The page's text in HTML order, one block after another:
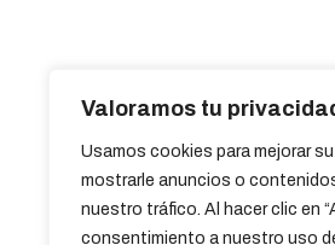
Valoramos tu
Usamos cookies para mejorar
mostrarle anuncios o
nuestro tráfico. Al hacer clic en
consentimiento a nuestro uso